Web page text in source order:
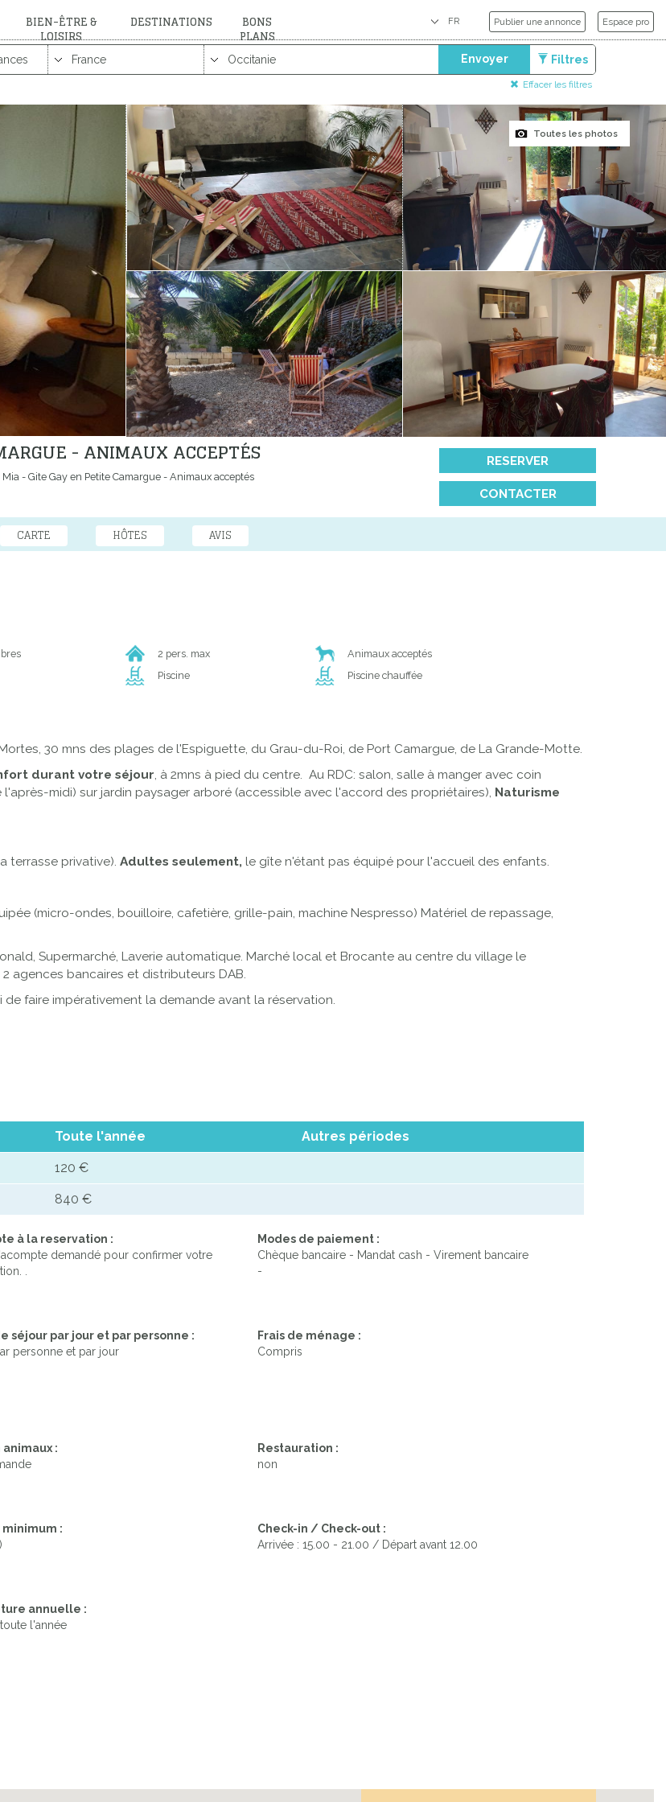
BIEN-ÊTRE &
LOISIRS
DESTINATIONS BONS
PLANS
Publier une annonce Espace pro
Envoyer Filtres
Effacer les filtres
Toutes les photos
- ANIMAUX ACCEPTÉS
Mia - Gite Gay en Petite Camargue - Animaux acceptés
RESERVER
CONTACTER
CARTE HÔTES AVIS
2 pers. max
Animaux acceptés
Piscine
Piscine chauffée
30 mns des plages de l'Espiguette, du Grau-du-Roi, de Port Camargue, de La Grande-Motte.
durant votre séjour, à 2mns à pied du centre. Au RDC: salon, salle à manger avec coin
midi) sur jardin paysager arboré (accessible avec l'accord des propriétaires), Naturisme
terrasse privative). Adultes seulement, le gîte n'étant pas équipé pour l'accueil des enfants.
(micro-ondes, bouilloire, cafetière, grille-pain, machine Nespresso) Matériel de repassage,
Supermarché, Laverie automatique. Marché local et Brocante au centre du village le
agences bancaires et distributeurs DAB.
de faire impérativement la demande avant la réservation.
Toute l'année Autres périodes
120 €
840 €
à la reservation :
demandé pour confirmer votre
.
Modes de paiement :
Chèque bancaire - Mandat cash - Virement bancaire
-
séjour par jour et par personne :
personne et par jour
Frais de ménage :
Compris
animaux :
Restauration :
non
minimum :
Check-in / Check-out :
Arrivée : 15.00 - 21.00 / Départ avant 12.00
annuelle :
l'année